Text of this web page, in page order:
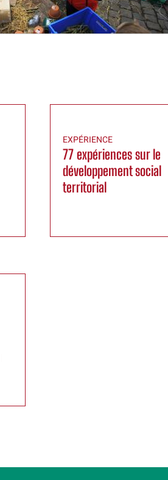
EXPÉRIENCE
77 expériences sur le
développement social
territorial